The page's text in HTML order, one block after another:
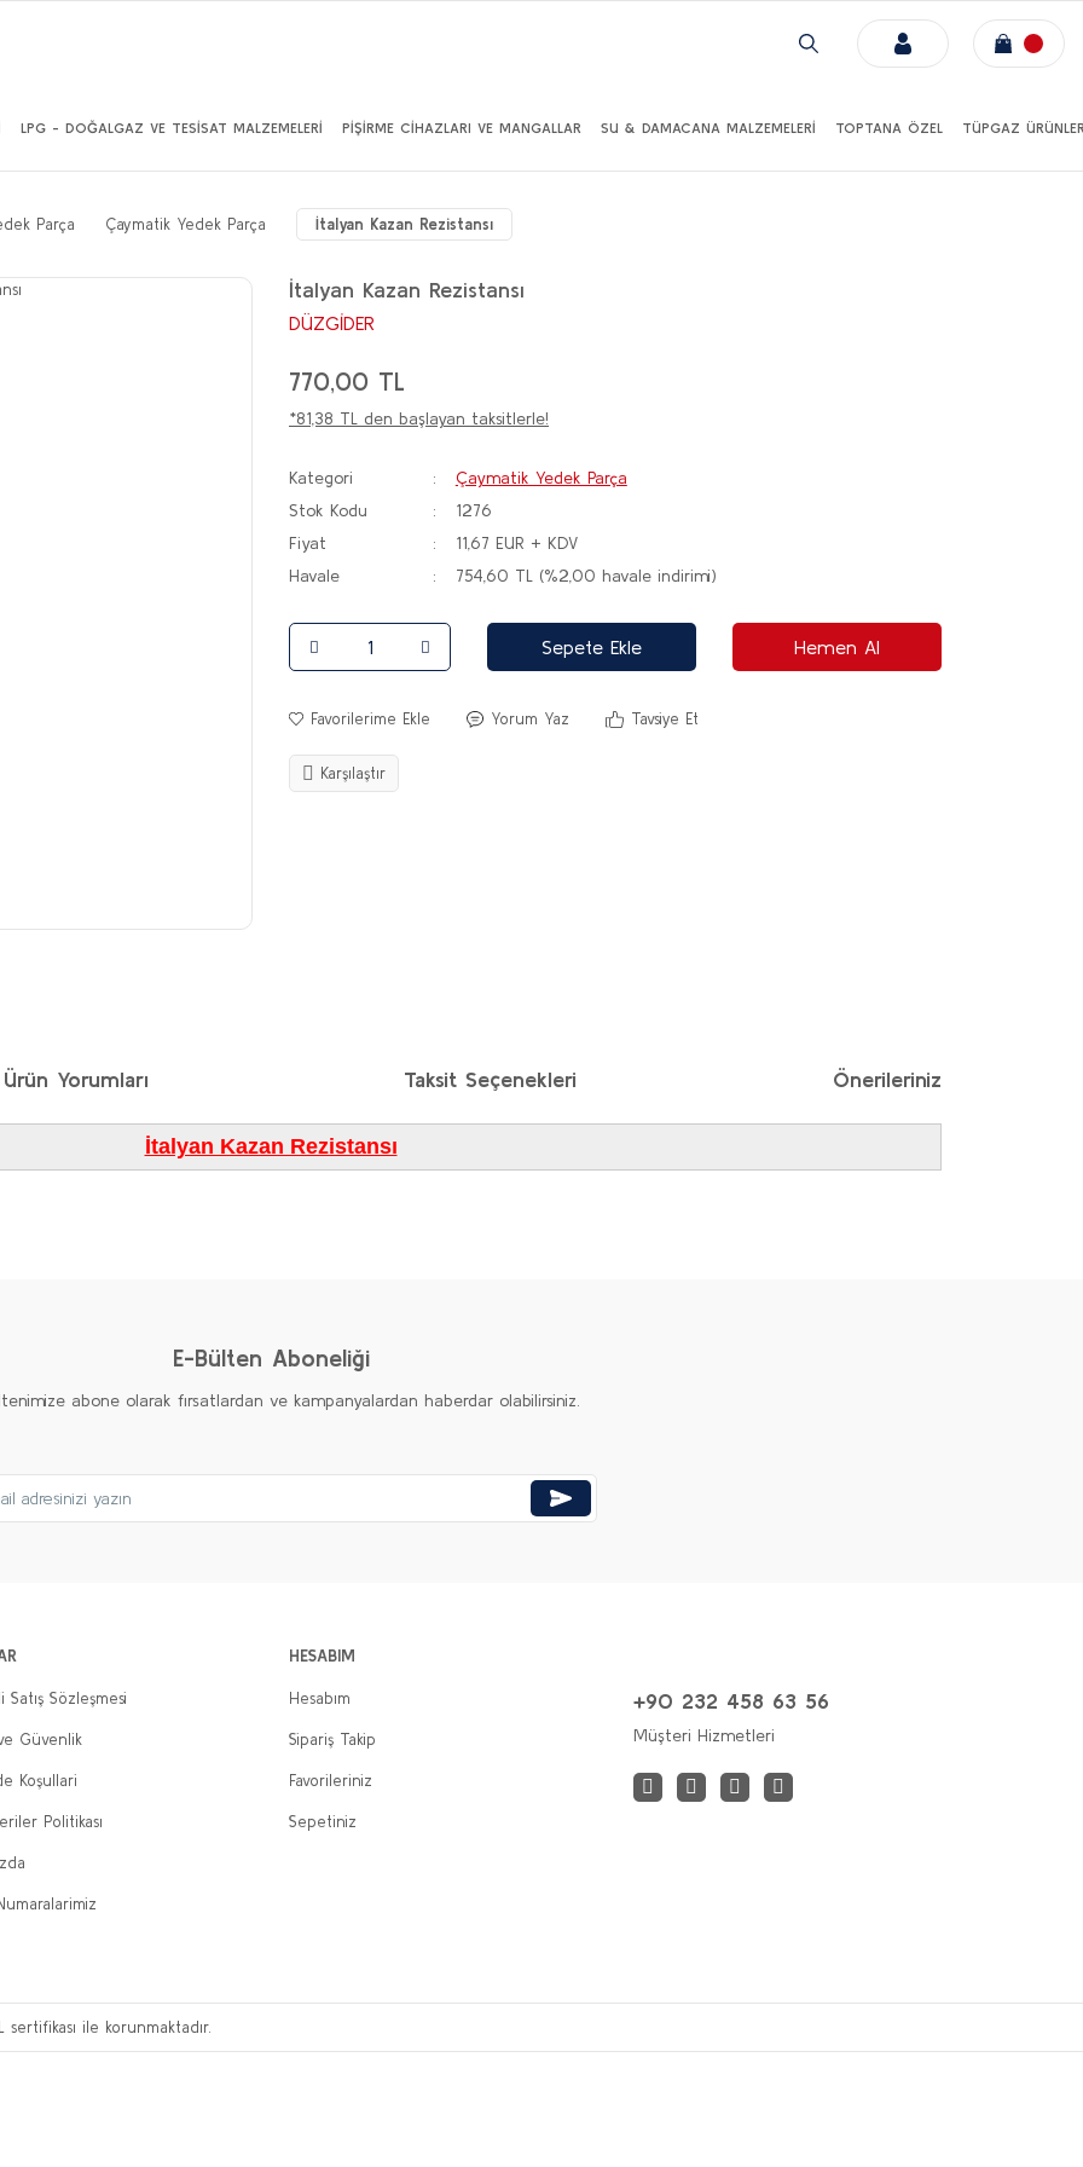
LPG - DOĞALGAZ VE TESİSAT MALZEMELERİ PİŞİRME CİHAZLARI VE MANGALLAR SU & DAMACANA MALZEMELERİ TOPTANA ÖZEL TÜPGAZ
Parça Çaymatik Yedek Parça İtalyan Kazan Rezistansı
İtalyan Kazan Rezistansı
DÜZGİDER
770,00 TL
*81,38 TL den başlayan taksitlerle!
Kategori
Çaymatik Yedek Parça
Stok Kodu
1276
Fiyat
11,67 EUR + KDV
Havale
754,60 TL (%2,00 havale indirimi)
Sepete Ekle Hemen Al
Yorum Yaz Tavsiye Et
Karşılaştır
Ürün Yorumları Taksit Seçenekleri Önerileriniz
İtalyan Kazan Rezistansı
E-Bülten Aboneliği
abone olarak fırsatlardan ve kampanyalardan haberdar olabilirsiniz.
Satış Sözleşmesi
Güvenlik
Koşullari
Politikası
HESABIM
Hesabım
Sipariş Takip
Favorileriniz
Sepetiniz
+90 232 458 63 56
Müşteri Hizmetleri
sertifikası ile korunmaktadır.